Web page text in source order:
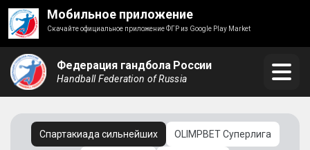
Мобильное приложение
Скачайте официальное приложение ФГР из Google Play Market
Федерация гандбола России
Handball Federation of Russia
Спартакиада сильнейших OLIMPBET Суперлига